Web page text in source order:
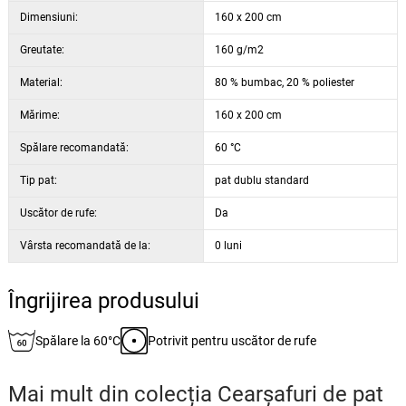
Dimensiuni: 160 x 200 cm
Greutate: 160 g/m2
Material: 80 % bumbac, 20 % poliester
Mărime: 160 x 200 cm
Spălare recomandată: 60 °C
Tip pat: pat dublu standard
Uscător de rufe: Da
Vârsta recomandată de la: 0 luni
Îngrijirea produsului
Spălare la 60°C Potrivit pentru uscător de rufe
Mai mult din colecția Cearșafuri de pat